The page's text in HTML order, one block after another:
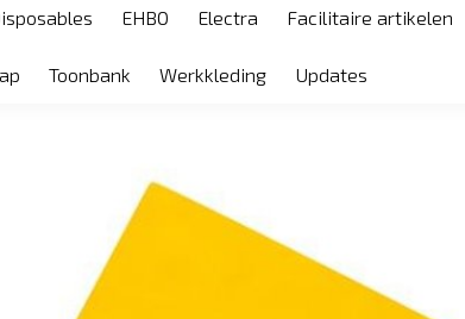
EHBO Electra Facilitaire artikelen
Toonbank Werkkleding Updates